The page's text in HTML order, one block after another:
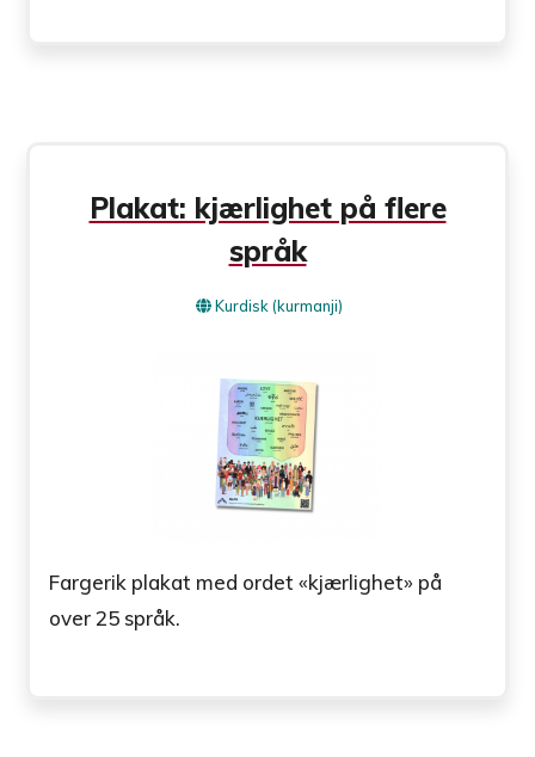
Plakat: kjærlighet på flere
språk
Kurdisk (kurmanji)
Fargerik plakat med ordet «kjærlighet» på
over 25 språk.